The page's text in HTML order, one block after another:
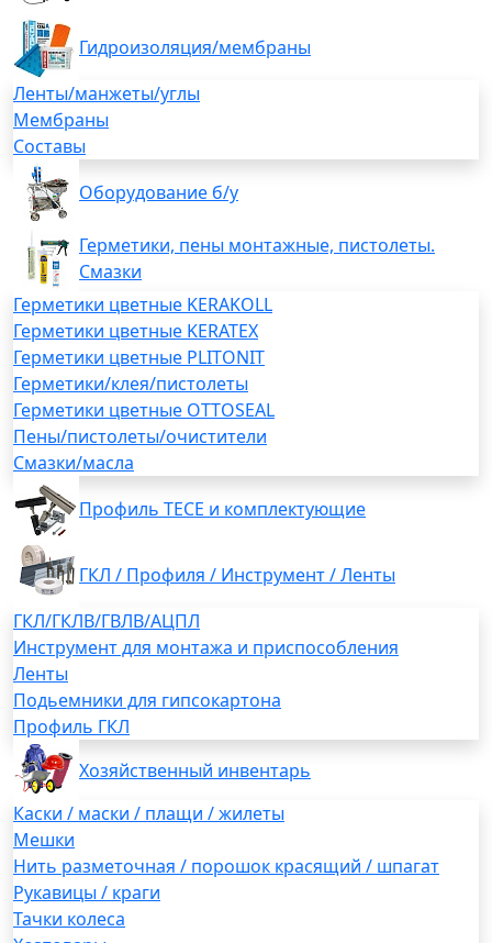
Гидроизоляция/мембраны
Ленты/манжеты/углы
Мембраны
Составы
Оборудование б/у
Герметики, пены монтажные, пистолеты.
Смазки
Герметики цветные KERAKOLL
Герметики цветные KERATEX
Герметики цветные PLITONIT
Герметики/клея/пистолеты
Герметики цветные OTTOSEAL
Пены/пистолеты/очистители
Смазки/масла
Профиль TECE и комплектующие
ГКЛ / Профиля / Инструмент / Ленты
ГКЛ/ГКЛВ/ГВЛВ/АЦПЛ
Инструмент для монтажа и приспособления
Ленты
Подьемники для гипсокартона
Профиль ГКЛ
Хозяйственный инвентарь
Каски / маски / плащи / жилеты
Мешки
Нить разметочная / порошок красящий / шпагат
Рукавицы / краги
Тачки колеса